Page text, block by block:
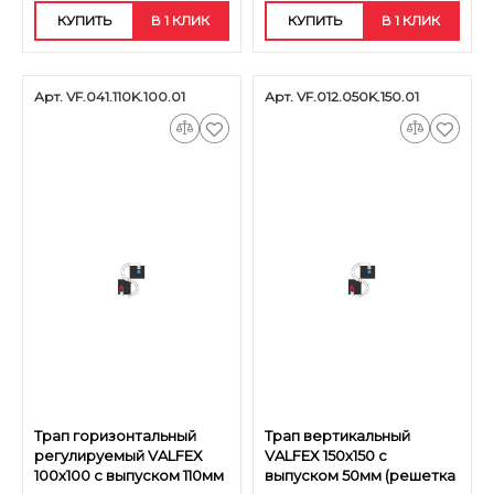
КУПИТЬ В 1 КЛИК КУПИТЬ В 1 КЛИК
Арт. VF.041.110K.100.01
Трап горизонтальный
регулируемый VALFEX
100х100 с выпуском 110мм
Арт. VF.012.050K.150.01
Трап вертикальный
VALFEX 150х150 с
выпуском 50мм (решетка